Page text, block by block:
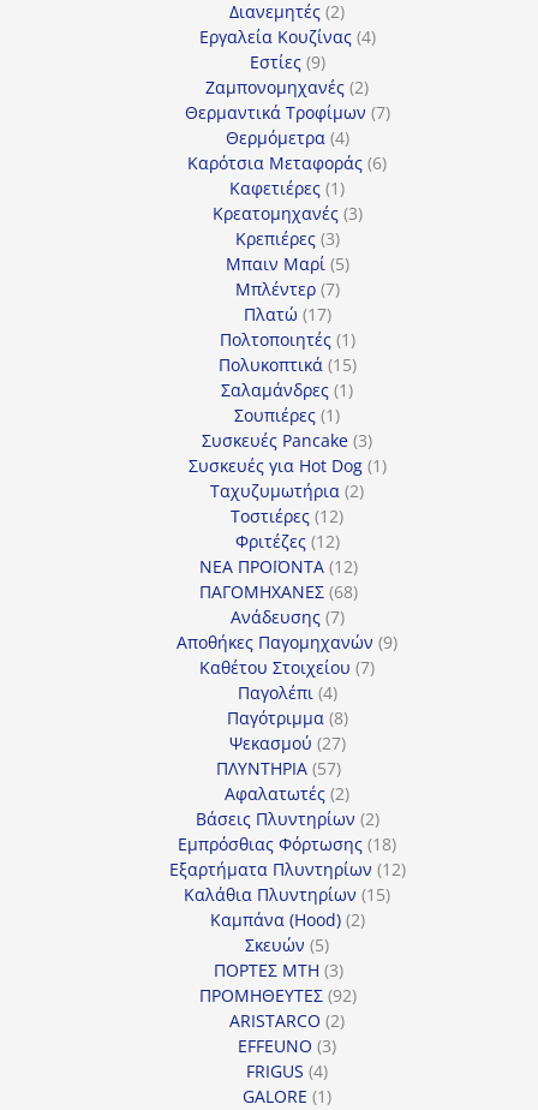
Διανεμητές 22
προϊόντα
Εργαλεία Κουζίνας 44
Εστίες 99
προϊόντα
Ζαμπονομηχανές 22
προϊόντα
Θερμαντικά Τροφίμων 77
Θερμόμετρα 44
προϊόντα
Καρότσια Μεταφοράς 66
Καφετιέρες 11
προϊόν
Κρεατομηχανές 33
Κρεπιέρες 33
προϊόντα
Μπαιν Μαρί 55
Μπλέντερ 77
Πλατώ 1717
προϊόντα
Πολτοποιητές 11
προϊόν
Πολυκοπτικά 1515
προϊόντα
Σαλαμάνδρες 11
Σουπιέρες 11
προϊόν
Συσκευές Pancake 33
προϊόντα
Συσκευές για Hot Dog 11
Ταχυζυμωτήρια 22
Τοστιέρες 1212
προϊόντα
Φριτέζες 1212
προϊόντα
ΝΕΑ ΠΡΟΪΟΝΤΑ 1212
προϊόντα
ΠΑΓΟΜΗΧΑΝΕΣ 6868
Ανάδευσης 77
προϊόντα
Αποθήκες Παγομηχανών 99
Καθέτου Στοιχείου 77
Παγολέπι 44
προϊόντα
Παγότριμμα 88
προϊόντα
Ψεκασμού 2727
προϊόντα
ΠΛΥΝΤΗΡΙΑ 5757
προϊόντα
Αφαλατωτές 22
προϊόντα
Βάσεις Πλυντηρίων 22
προϊόντα
Εμπρόσθιας Φόρτωσης 1818
προϊόντα
Εξαρτήματα Πλυντηρίων 1212
Καλάθια Πλυντηρίων 1515
Καμπάνα (Hood) 22
Σκευών 55
προϊόντα
ΠΟΡΤΕΣ MTH 33
προϊόντα
ΠΡΟΜΗΘΕΥΤΕΣ 9292
ARISTARCO 22
EFFEUNO 33
FRIGUS 44
προϊόντα
GALORE 11